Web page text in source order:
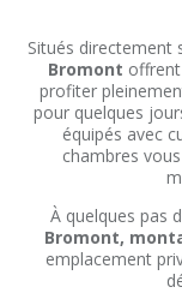
Situés directement
Bromont
profiter
pour quelques
équipés avec
chambres
À quelques pas
Bromont,
emplacement